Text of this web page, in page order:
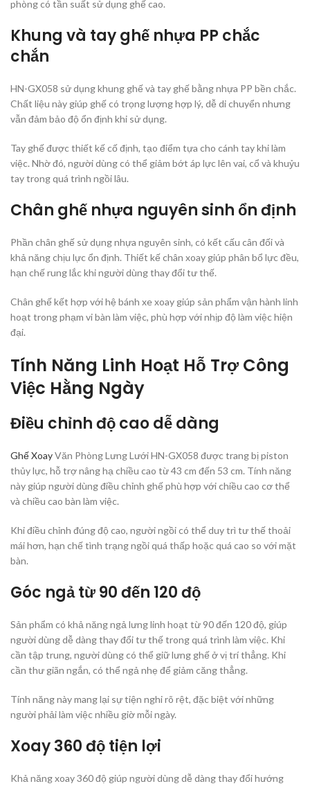
phòng có tần suất sử dụng ghế cao.
Khung và tay ghế nhựa PP chắc
chắn
HN-GX058 sử dụng khung ghế và tay ghế bằng nhựa PP bền chắc.
Chất liệu này giúp ghế có trọng lượng hợp lý, dễ di chuyển nhưng
vẫn đảm bảo độ ổn định khi sử dụng.
Tay ghế được thiết kế cố định, tạo điểm tựa cho cánh tay khi làm
việc. Nhờ đó, người dùng có thể giảm bớt áp lực lên vai, cổ và khuỷu
tay trong quá trình ngồi lâu.
Chân ghế nhựa nguyên sinh ổn định
Phần chân ghế sử dụng nhựa nguyên sinh, có kết cấu cân đối và
khả năng chịu lực ổn định. Thiết kế chân xoay giúp phân bổ lực đều,
hạn chế rung lắc khi người dùng thay đổi tư thế.
Chân ghế kết hợp với hệ bánh xe xoay giúp sản phẩm vận hành linh
hoạt trong phạm vi bàn làm việc, phù hợp với nhịp độ làm việc hiện
đại.
Tính Năng Linh Hoạt Hỗ Trợ Công
Việc Hằng Ngày
Điều chỉnh độ cao dễ dàng
Ghế XoayVăn Phòng Lưng Lưới HN-GX058 được trang bị piston
thủy lực, hỗ trợ nâng hạ chiều cao từ 43 cm đến 53 cm. Tính năng
này giúp người dùng điều chỉnh ghế phù hợp với chiều cao cơ thể
và chiều cao bàn làm việc.
Khi điều chỉnh đúng độ cao, người ngồi có thể duy trì tư thế thoải
mái hơn, hạn chế tình trạng ngồi quá thấp hoặc quá cao so với mặt
bàn.
Góc ngả từ 90 đến 120 độ
Sản phẩm có khả năng ngả lưng linh hoạt từ 90 đến 120 độ, giúp
người dùng dễ dàng thay đổi tư thế trong quá trình làm việc. Khi
cần tập trung, người dùng có thể giữ lưng ghế ở vị trí thẳng. Khi
cần thư giãn ngắn, có thể ngả nhẹ để giảm căng thẳng.
Tính năng này mang lại sự tiện nghi rõ rệt, đặc biệt với những
người phải làm việc nhiều giờ mỗi ngày.
Xoay 360 độ tiện lợi
Khả năng xoay 360 độ giúp người dùng dễ dàng thay đổi hướng